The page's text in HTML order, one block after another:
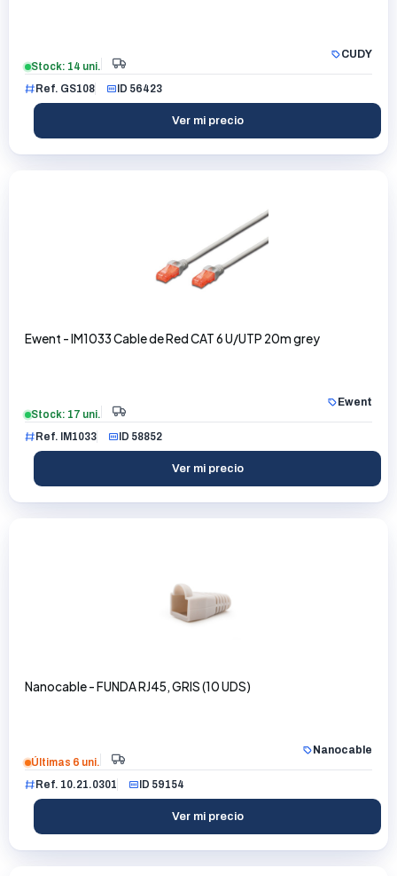
CUDY
Stock: 14 uni.
Ref. GS108
ID 56423
Ver mi precio
Ewent - IM1033 Cable de Red CAT 6 U/UTP 20m grey
Ewent
Stock: 17 uni.
Ref. IM1033
ID 58852
Ver mi precio
Nanocable - FUNDA RJ45, GRIS (10 UDS)
Nanocable
Últimas 6 uni.
Ref. 10.21.0301
ID 59154
Ver mi precio